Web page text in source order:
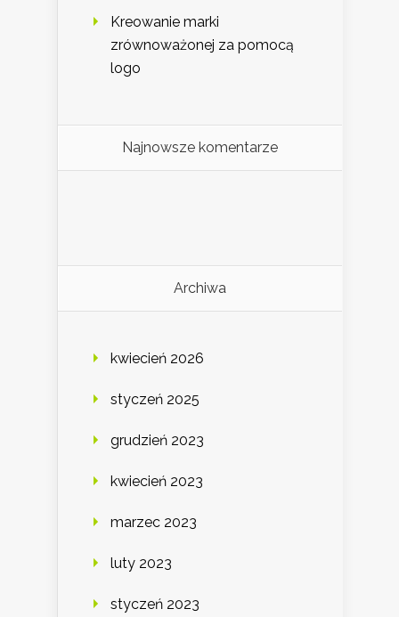
Kreowanie marki
zrównoważonej za pomocą
logo
Najnowsze komentarze
Archiwa
kwiecień 2026
styczeń 2025
grudzień 2023
kwiecień 2023
marzec 2023
luty 2023
styczeń 2023